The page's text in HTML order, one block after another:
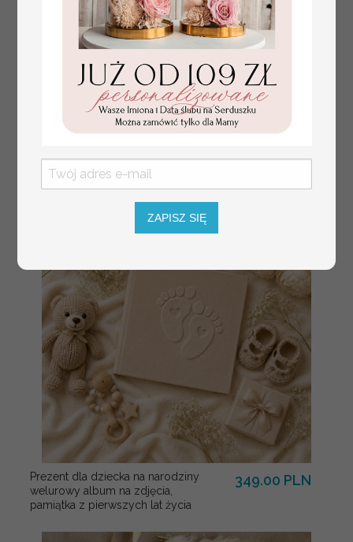
złote winietki na komunię, winietka
winietki z naturalnym kłosem
Prezent dla dziecka na narodziny
welurowy album na zdjęcia,
pamiątka z pierwszych lat życia
349.00 PLN
ZAPISZ SIĘ